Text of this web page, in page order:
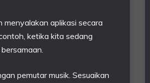
menyalakan aplikasi secara
ketika kita sedang
pemutar musik. Sesuaikan